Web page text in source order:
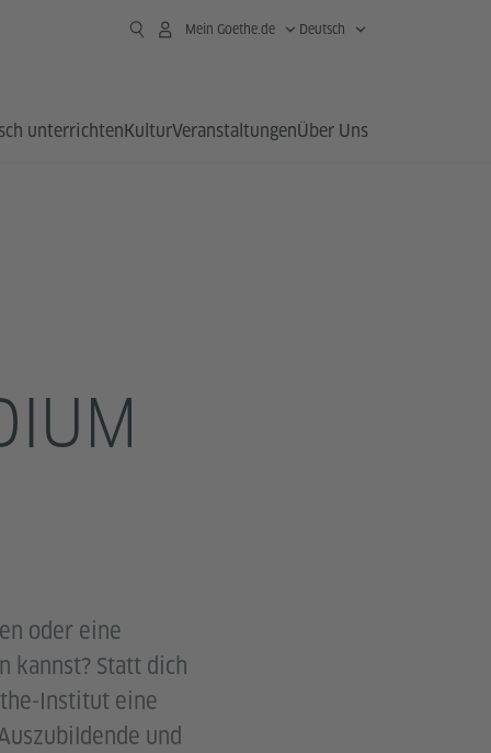
Mein Goethe.de Deutsch
unterrichtenKulturVeranstaltungenÜber Uns
oder eine
kannst? Statt dich
Institut eine
und